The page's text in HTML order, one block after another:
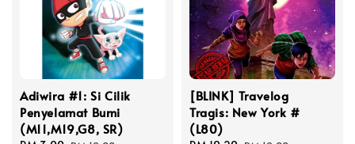
Adiwira #1: Si Cilik
Penyelamat Bumi
(M11,M19,G8, SR)
[BLINK] Travelog
Tragis: New York #
(L80)